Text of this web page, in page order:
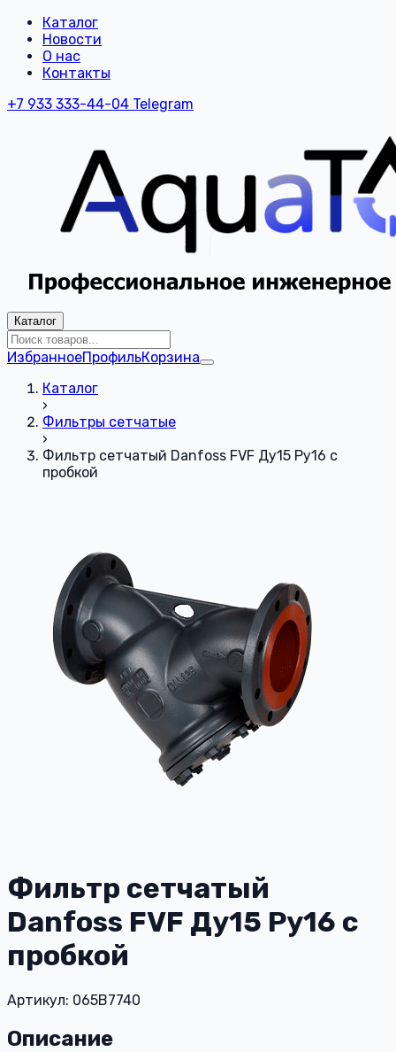
Каталог
Новости
О нас
Контакты
+7 933 333-44-04 Telegram
Каталог
ИзбранноеПрофильКорзина
Каталог
›
Фильтры сетчатые
›
Фильтр сетчатый Danfoss FVF Ду15 Ру16 с
пробкой
Фильтр сетчатый
Danfoss FVF Ду15 Ру16 с
пробкой
Артикул: 065B7740
Описание